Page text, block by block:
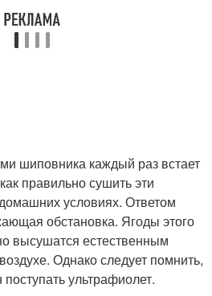
шиповника каждый раз встает
правильно сушить эти
условиях. Ответом
обстановка. Ягоды этого
высушатся естественным
Однако следует помнить,
ультрафиолет.